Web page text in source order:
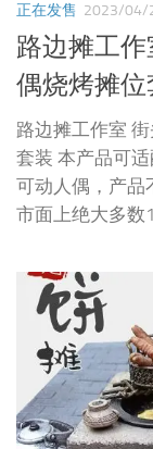
正在发售 2023/04/
路边摊工
偶烧烤摊位
路边摊工作室
套装 本产品可
可动人偶，产品
市面上绝大多数